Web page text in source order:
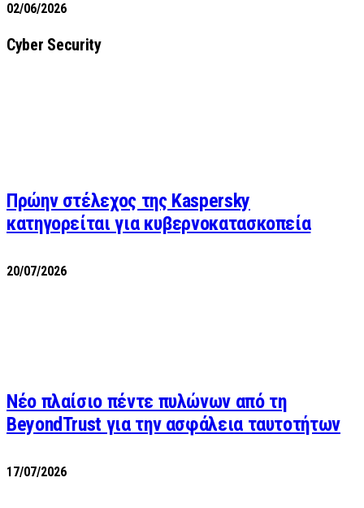
02/06/2026
Cyber Security
Πρώην στέλεχος της Kaspersky
κατηγορείται για κυβερνοκατασκοπεία
20/07/2026
Νέο πλαίσιο πέντε πυλώνων από τη
BeyondTrust για την ασφάλεια ταυτοτήτων
17/07/2026